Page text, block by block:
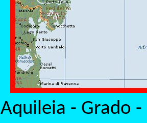
Aquileia - Grado